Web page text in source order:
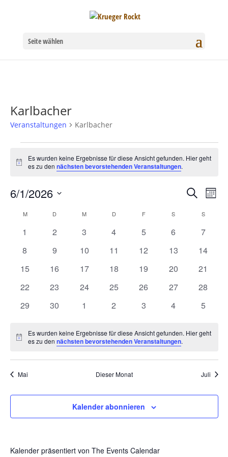
Seite wählen
Karlbacher
Veranstaltungen Karlbacher
Veranstaltungen
Hinweis
Es wurden keine Ergebnisse für diese Ansicht gefunden. Hier geht
es zu dennächsten bevorstehenden Veranstaltungen.
Suche
und
Suche
6/1/2026
Kalender
von
Veranstaltungen
MMONTAG D DIENSTAGM MITTWOCH
DDONNERSTAG
FFREITAG S SAMSTAGS
0
1
0
2
0
3
0
4
0
5
0
6
0
7
0
8
0
9
0
10
0
11
0
12
0
13
0
14
0
15
0
16
0
17
0
18
0
19
0
20
0
21
0
22
0
23
0
24
0
25
0
26
0
27
0
28
0
29
0
30
0
1
0
2
0
3
0
4
0
5
Hinweis
Es wurden keine Ergebnisse für diese Ansicht gefunden. Hier geht
es zu dennächsten bevorstehenden Veranstaltungen.
Mai Dieser Monat Juli
Kalender abonnieren
Kalender präsentiert von The Events Calendar